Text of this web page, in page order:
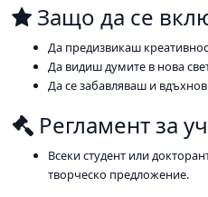
Защо да се
Да предизвикаш
Да видиш думите в нова
Да се забавляваш и
Регламент за
Всеки студент или
творческо предложение.